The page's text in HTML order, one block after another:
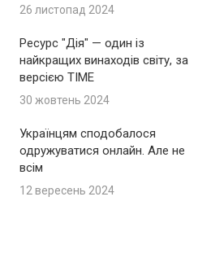
26 листопад 2024
Ресурс "Дія" — один із
найкращих винаходів світу, за
версією TIME
30 жовтень 2024
Українцям сподобалося
одружуватися онлайн. Але не
всім
12 вересень 2024